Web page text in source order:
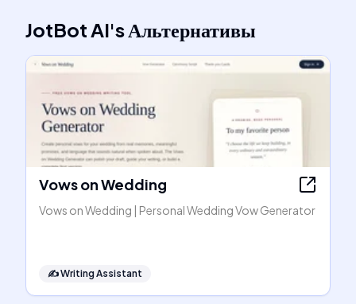
JotBot AI'sАльтернативы
Vows on Wedding
Vows on Wedding | Personal Wedding Vow Generator
✍️Writing Assistant